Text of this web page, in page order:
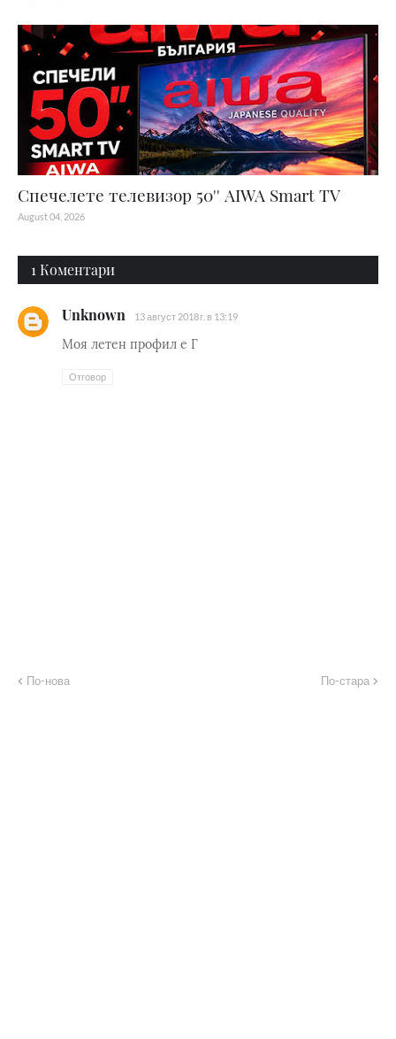
Спечелете телевизор 50'' AIWA Smart TV
August 04, 2026
1 Коментари
Unknown 13 август 2018 г. в 13:19
Моя летен профил е Г
Отговор
По-нова По-стара